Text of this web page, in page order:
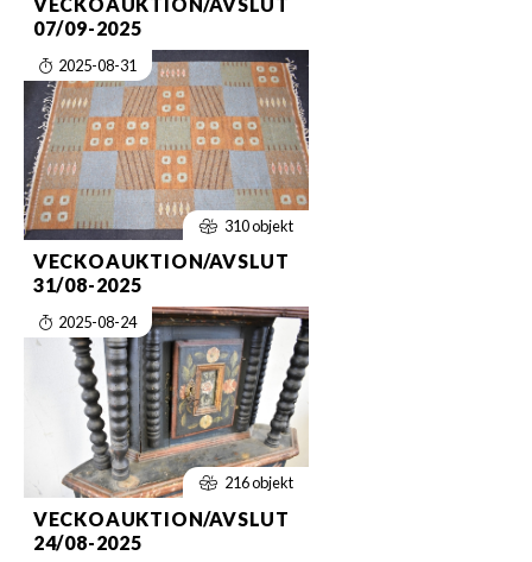
VECKOAUKTION/AVSLUT
07/09-2025
2025-08-31
310 objekt
VECKOAUKTION/AVSLUT
31/08-2025
2025-08-24
216 objekt
VECKOAUKTION/AVSLUT
24/08-2025